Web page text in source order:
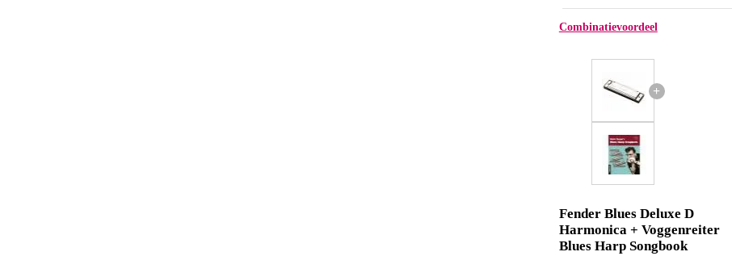
Combinatievoordeel
+
Fender Blues Deluxe D
Harmonica + Voggenreiter
Blues Harp Songbook